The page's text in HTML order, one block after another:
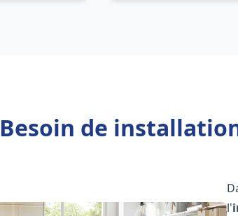
Besoin de
l'